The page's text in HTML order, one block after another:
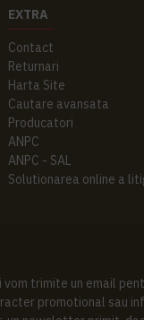
EXTRA
Contact
Returnari
Harta Site
Cautare avansata
Producatori
ANPC
ANPC - SAL
Solutionarea online a
trimite un email
promotional sau